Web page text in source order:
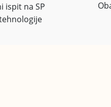
ispit na SP